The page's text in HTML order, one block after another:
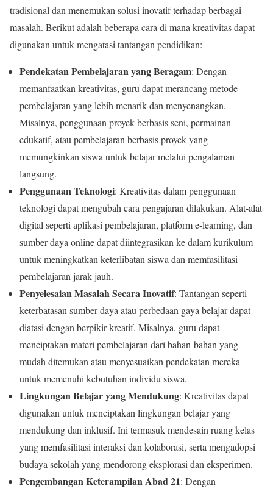
tradisional dan menemukan solusi inovatif terhadap berbagai
masalah. Berikut adalah beberapa cara di mana kreativitas dapat
digunakan untuk mengatasi tantangan pendidikan:
Pendekatan Pembelajaran yang Beragam: Dengan
memanfaatkan kreativitas, guru dapat merancang metode
pembelajaran yang lebih menarik dan menyenangkan.
Misalnya, penggunaan proyek berbasis seni, permainan
edukatif, atau pembelajaran berbasis proyek yang
memungkinkan siswa untuk belajar melalui pengalaman
langsung.
Penggunaan Teknologi: Kreativitas dalam penggunaan
teknologi dapat mengubah cara pengajaran dilakukan. Alat-alat
digital seperti aplikasi pembelajaran, platform e-learning, dan
sumber daya online dapat diintegrasikan ke dalam kurikulum
untuk meningkatkan keterlibatan siswa dan memfasilitasi
pembelajaran jarak jauh.
Penyelesaian Masalah Secara Inovatif: Tantangan seperti
keterbatasan sumber daya atau perbedaan gaya belajar dapat
diatasi dengan berpikir kreatif. Misalnya, guru dapat
menciptakan materi pembelajaran dari bahan-bahan yang
mudah ditemukan atau menyesuaikan pendekatan mereka
untuk memenuhi kebutuhan individu siswa.
Lingkungan Belajar yang Mendukung: Kreativitas dapat
digunakan untuk menciptakan lingkungan belajar yang
mendukung dan inklusif. Ini termasuk mendesain ruang kelas
yang memfasilitasi interaksi dan kolaborasi, serta mengadopsi
budaya sekolah yang mendorong eksplorasi dan eksperimen.
Pengembangan Keterampilan Abad 21: Dengan